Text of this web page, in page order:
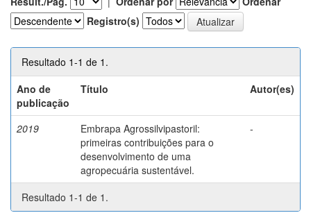
Registro(s)
Resultado 1-1 de 1.
Ano de
publicação
Título Autor(es)
2019
Embrapa Agrossilvipastoril:
primeiras contribuições para o
desenvolvimento de uma
agropecuária sustentável.
-
Resultado 1-1 de 1.